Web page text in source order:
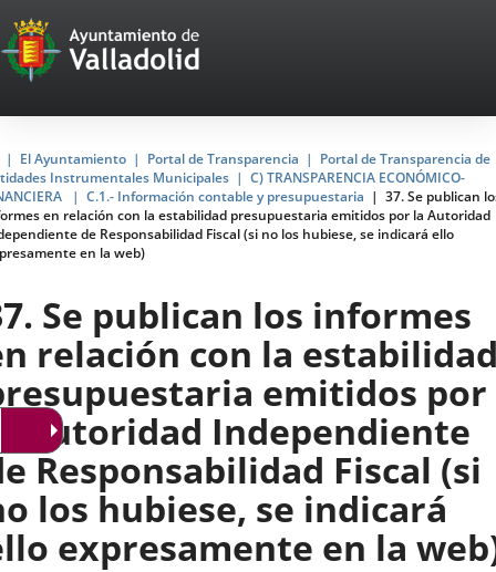
Portal
Web
del
Ayuntamiento
de
Valladolid
El Ayuntamiento Portal de Transparencia
Portal de Transparencia de
Instrumentales Municipales
C) TRANSPARENCIA ECONÓMICO-
C.1.- Información contable y presupuestaria
37. Se publican
en relación con la estabilidad presupuestaria emitidos por la Autoridad
de Responsabilidad Fiscal (si no los hubiese, se indicará ello
en la web)
Se publican los informes
relación con la
emitidos por
Autoridad Independiente
Responsabilidad Fiscal (si
los hubiese, se indicará
expresamente en la